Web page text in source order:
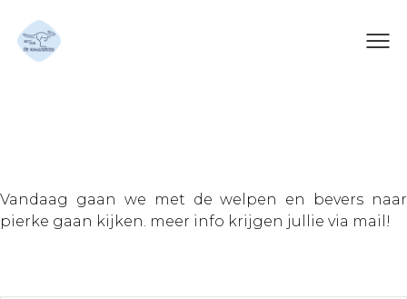
Vandaag gaan we met de welpen en bevers naar
pierke gaan kijken. meer info krijgen jullie via mail!